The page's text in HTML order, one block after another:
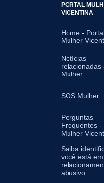
PORTAL
VICENTINA
Home - Portal
Mulher
Notícias
relacionadas
Mulher
SOS Mulher
Perguntas
Frequentes -
Mulher
Saiba
você está
abusivo